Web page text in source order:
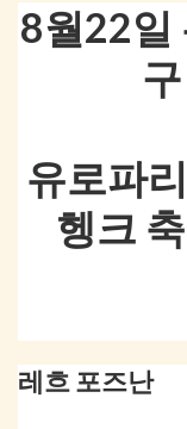
8월22일
유로파
헹크
레흐 포즈난